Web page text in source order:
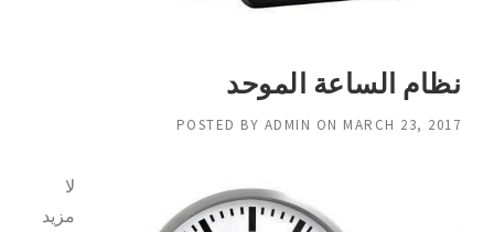
نظام الساعة الموحد
POSTED BY ADMIN ON MARCH 23, 2017
لا
مزيد